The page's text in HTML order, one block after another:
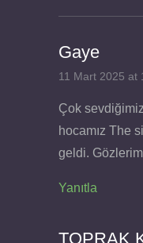
Gaye
11 Mart 2025 at
Çok
hocamız The
geldi.
Yanıtla
TOPRAK